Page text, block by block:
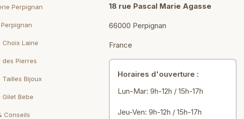
Perpignan
Choix Laine
des Pierres
Tailles Bijoux
Gilet Bebe
Conseils
18 rue Pascal Marie Agasse
66000 Perpignan
France
Horaires d'ouverture :
Lun-Mar: 9h-12h / 15h-17h
Jeu-Ven: 9h-12h / 15h-17h